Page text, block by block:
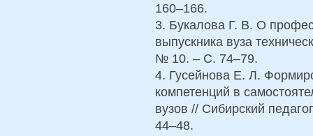
160–166.
3. Букалова Г. В. О
выпускника вуза
№ 10. – С. 74–79.
4. Гусейнова Е. Л.
компетенций в
вузов // Сибирский
44–48.